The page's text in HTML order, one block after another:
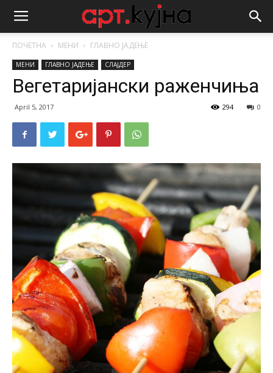
ПОЧЕТНА МЕНИ ГЛАВНО ЈАДЕЊЕ
МЕНИ ГЛАВНО ЈАДЕЊЕ СЛАЈДЕР
Вегетаријански раженчиња
April 5, 2017 0
294